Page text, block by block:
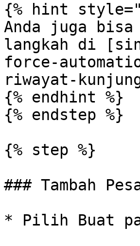
{% hint
Anda juga
langkah di
force-
riwayat-
{% endhint %}
{% endstep %}
{% step %}
### Tambah
* Pilih Buat